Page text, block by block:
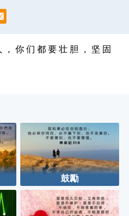
， 你 们 都 要 壮 胆 ， 坚 固
鼓勵